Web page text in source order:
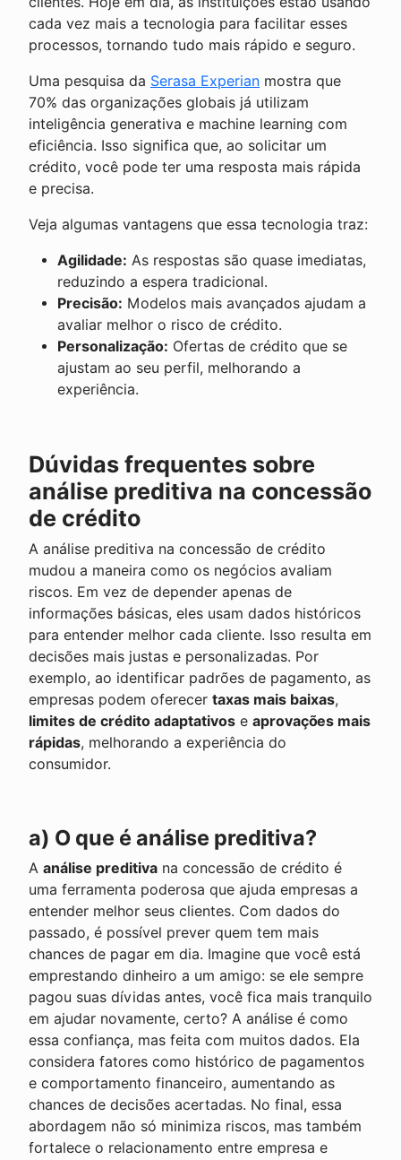
cada vez mais a tecnologia para facilitar esses
processos, tornando tudo mais rápido e seguro.
Uma pesquisa da Serasa Experian mostra que
70% das organizações globais já utilizam
inteligência generativa e machine learning com
eficiência. Isso significa que, ao solicitar um
crédito, você pode ter uma resposta mais rápida
e precisa.
Veja algumas vantagens que essa tecnologia traz:
Agilidade: As respostas são quase imediatas,
reduzindo a espera tradicional.
Precisão: Modelos mais avançados ajudam a
avaliar melhor o risco de crédito.
Personalização: Ofertas de crédito que se
ajustam ao seu perfil, melhorando a
experiência.
Dúvidas frequentes sobre
análise preditiva na concessão
de crédito
A análise preditiva na concessão de crédito
mudou a maneira como os negócios avaliam
riscos. Em vez de depender apenas de
informações básicas, eles usam dados históricos
para entender melhor cada cliente. Isso resulta em
decisões mais justas e personalizadas. Por
exemplo, ao identificar padrões de pagamento, as
empresas podem oferecer taxas mais baixas,
limites de crédito adaptativos e aprovações mais
rápidas, melhorando a experiência do
consumidor.
a) O que é análise preditiva?
A análise preditiva na concessão de crédito é
uma ferramenta poderosa que ajuda empresas a
entender melhor seus clientes. Com dados do
passado, é possível prever quem tem mais
chances de pagar em dia. Imagine que você está
emprestando dinheiro a um amigo: se ele sempre
pagou suas dívidas antes, você fica mais tranquilo
em ajudar novamente, certo? A análise é como
essa confiança, mas feita com muitos dados. Ela
considera fatores como histórico de pagamentos
e comportamento financeiro, aumentando as
chances de decisões acertadas. No final, essa
abordagem não só minimiza riscos, mas também
fortalece o relacionamento entre empresa e